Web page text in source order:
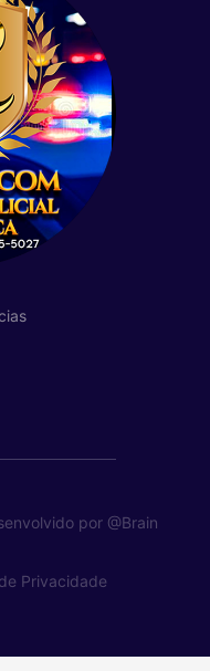
por @Brain
Privacidade